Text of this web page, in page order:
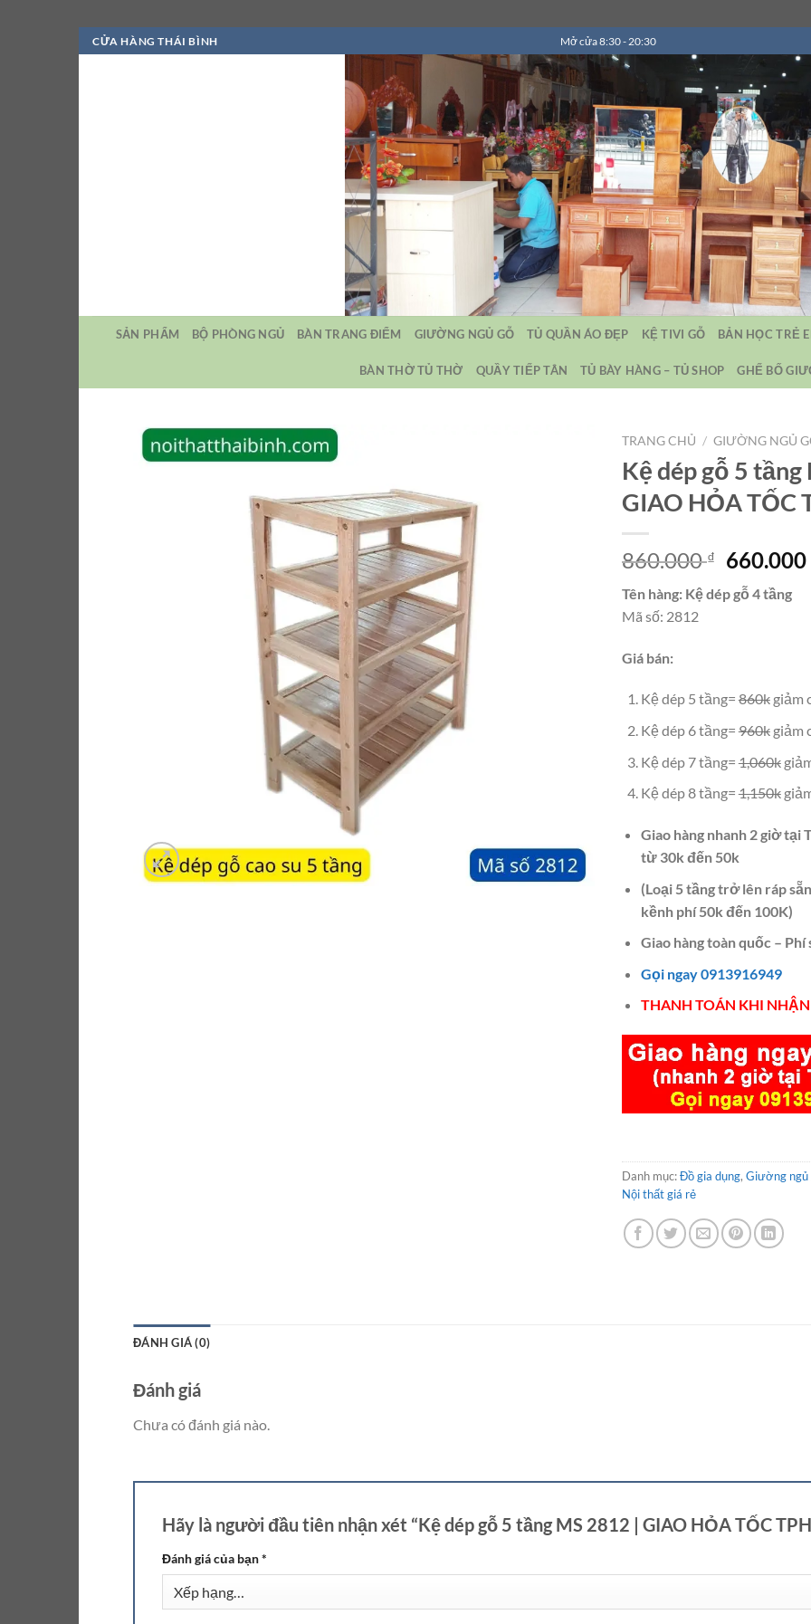
Bỏ
qua
CỬA HÀNG THÁI BÌNH Mở cửa 8:30 - 20:30
SẢN PHẨM BỘ PHÒNG NGỦ BÀN TRANG ĐIỂM GIƯỜNG NGỦ GỖ TỦ QUẦN ÁO ĐẸP KỆ TIVI GỖ BẢN HỌC TRẺ
BÀN THỜ TỦ THỜ QUẦY TIẾP TÂN TỦ BÀY HÀNG – TỦ SHOP GHẾ BỐ
TRANG CHỦ / GIƯỜNG NGỦ
Kệ dép gỗ 5 tầng
GIAO HỎA TỐC
860.000₫
Giá
gốc
là:
660.000
Tên hàng: Kệ dép gỗ 4 tầng
Mã số: 2812
Giá bán:
Kệ dép 5 tầng=860kgiảm
Kệ dép 6 tầng=960kgiảm
Kệ dép 7 tầng=1,060k
Kệ dép 8 tầng=1,150k
Giao hàng nhanh 2 giờ tại
từ 30k đến 50k
(Loại 5 tầng trở lên ráp
kềnh phí 50k đến 100K)
Giao hàng toàn quốc –
Gọi ngay 0913916949
THANH TOÁN KHI
Danh mục:Đồ gia dụng, Giường
Nội thất giá rẻ
ĐÁNH GIÁ (0)
Đánh giá
Chưa có đánh giá nào.
Hãy là người đầu tiên nhận xét “Kệ dép gỗ 5 tầng MS 2812 | GIAO HỎA TỐC
Đánh giá của bạn*